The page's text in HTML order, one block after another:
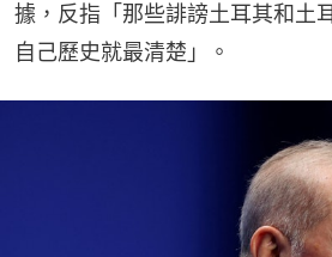
據，反指「那些誹謗土耳其和土
自己歷史就最清楚」。